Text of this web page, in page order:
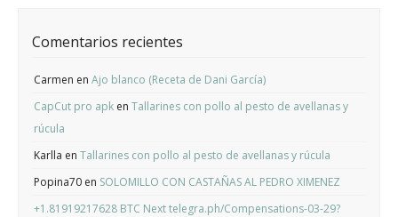
Comentarios recientes
Carmen en Ajo blanco (Receta de Dani García)
CapCut pro apk en Tallarines con pollo al pesto de avellanas y
rúcula
Karlla en Tallarines con pollo al pesto de avellanas y rúcula
Popina70 en SOLOMILLO CON CASTAÑAS AL PEDRO XIMENEZ
+1.81919217628 BTC Next telegra.ph/Compensations-03-29?